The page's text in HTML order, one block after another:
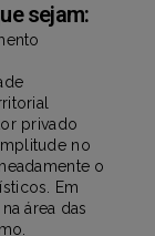
sejam:
privado
no
o
Em
área das